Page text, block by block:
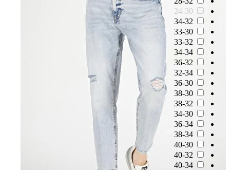
24-30
34-32
33-30
33-32
34-34
36-32
32-34
36-30
38-30
38-32
34-30
36-34
38-34
40-30
40-32
40-34